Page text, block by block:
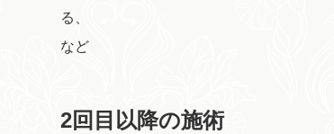
る、
など
2回目以降の施術